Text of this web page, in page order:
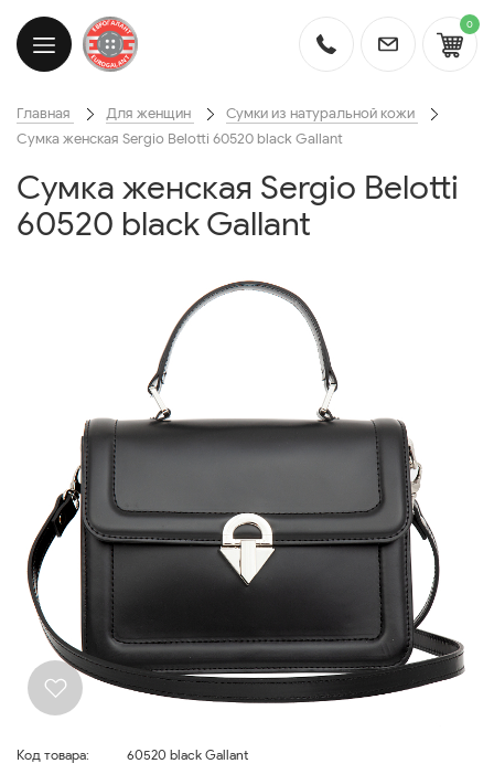
0
Главная Для женщин
Сумки из натуральной кожи
Cумка женская Sergio Belotti 60520 black Gallant
Cумка женская Sergio Belotti
60520 black Gallant
Код товара:
60520 black Gallant